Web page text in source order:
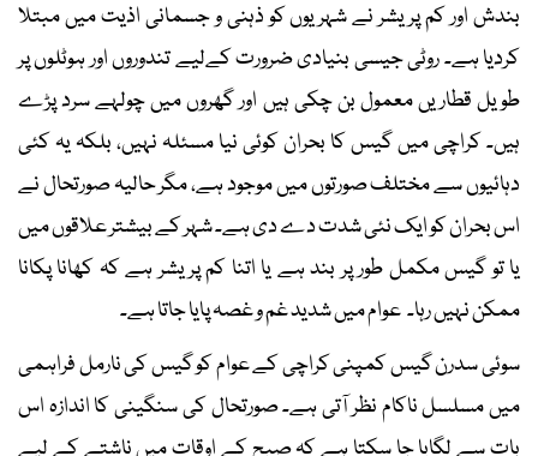
بندش اور کم پریشر نے شہریوں کو ذہنی و جسمانی اذیت میں مبتلا
کردیا ہے۔ روٹی جیسی بنیادی ضرورت کےلیے تندوروں اور ہوٹلوں پر
طویل قطاریں معمول بن چکی ہیں اور گھروں میں چولہے سرد پڑے
ہیں۔ کراچی میں گیس کا بحران کوئی نیا مسئلہ نہیں، بلکہ یہ کئی
دہائیوں سے مختلف صورتوں میں موجود ہے، مگر حالیہ صورتحال نے
اس بحران کو ایک نئی شدت دے دی ہے۔ شہر کے بیشتر علاقوں میں
یا تو گیس مکمل طور پر بند ہے یا اتنا کم پریشر ہے کہ کھانا پکانا
ممکن نہیں رہا۔ عوام میں شدید غم و غصہ پایا جاتا ہے۔
سوئی سدرن گیس کمپنی کراچی کے عوام کو گیس کی نارمل فراہمی
میں مسلسل ناکام نظر آتی ہے۔ صورتحال کی سنگینی کا اندازہ اس
بات سے لگایا جا سکتا ہے کہ صبح کے اوقات میں ناشتے کے لیے